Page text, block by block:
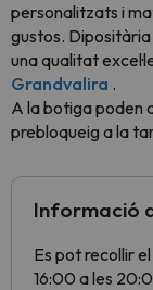
personalitzats i
gustos.
una qualitat
Grandvalira .
A la botiga poden
prebloqueig a la
Informació
Es pot recollir
16:00 a les